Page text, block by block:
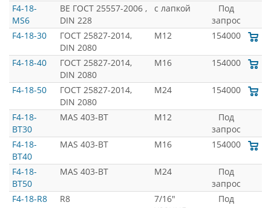
F4-18-
MS6
BE ГОСТ 25557-2006 ,
DIN 228
с лапкой
Под
запрос
F4-18-30
ГОСТ 25827-2014,
DIN 2080
M12 154000
F4-18-40
ГОСТ 25827-2014,
DIN 2080
M16 154000
F4-18-50
ГОСТ 25827-2014,
DIN 2080
M24 154000
F4-18-
BT30
MAS 403-BT M12
Под
запрос
F4-18-
BT40
MAS 403-BT M16 154000
F4-18-
BT50
MAS 403-BT M24
Под
запрос
F4-18-R8
R8
7/16"
Под